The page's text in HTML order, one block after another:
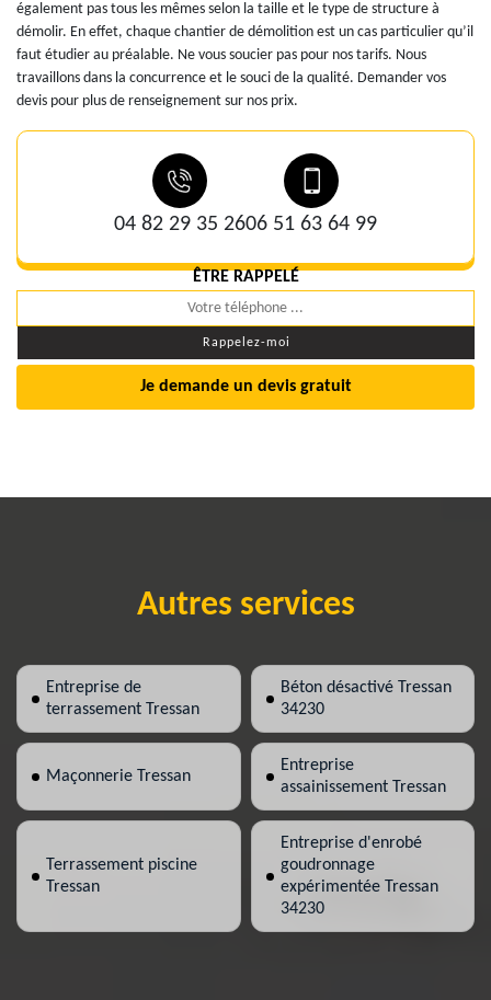
également pas tous les mêmes selon la taille et le type de structure à
démolir. En effet, chaque chantier de démolition est un cas particulier qu’il
faut étudier au préalable. Ne vous soucier pas pour nos tarifs. Nous
travaillons dans la concurrence et le souci de la qualité. Demander vos
devis pour plus de renseignement sur nos prix.
04 82 29 35 2606 51 63 64 99
ÊTRE RAPPELÉ
Je demande un devis gratuit
Autres services
Entreprise de
terrassement Tressan
Béton désactivé Tressan
34230
Maçonnerie Tressan
Entreprise
assainissement Tressan
Terrassement piscine
Tressan
Entreprise d'enrobé
goudronnage
expérimentée Tressan
34230